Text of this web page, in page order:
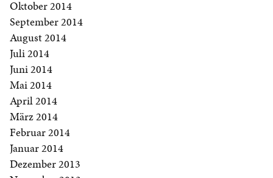
Oktober 2014
September 2014
August 2014
Juli 2014
Juni 2014
Mai 2014
April 2014
März 2014
Februar 2014
Januar 2014
Dezember 2013